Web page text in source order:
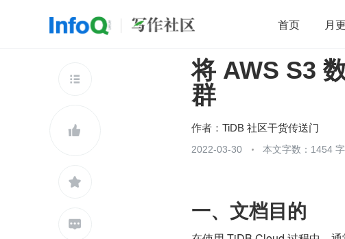
首页 月
开源 架构
查看更多




将 AWS S3
群
作者： TiDB 社区干货传送门
2022-03-30 本文字数：1454 字
一、文档目的